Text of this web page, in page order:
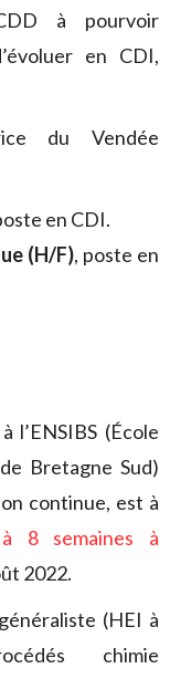
à pourvoir
en CDI,
du Vendée
en CDI.
(H/F), poste en
l’ENSIBS (École
Bretagne Sud)
continue, est à
8 semaines à
2022.
(HEI à
chimie